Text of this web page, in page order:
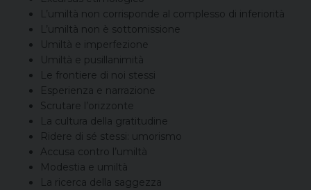
L’umiltà non corrisponde al complesso di inferiorità
L’umiltà non è sottomissione
Umiltà e imperfezione
Umiltà e pusillanimità
Le frontiere di noi stessi
Esperienza e narrazione
Scrutare l’orizzonte
La cultura della gratitudine
Ridere di sé stessi: umorismo
Accusa contro l’umiltà
Modestia e umiltà
La ricerca della saggezza